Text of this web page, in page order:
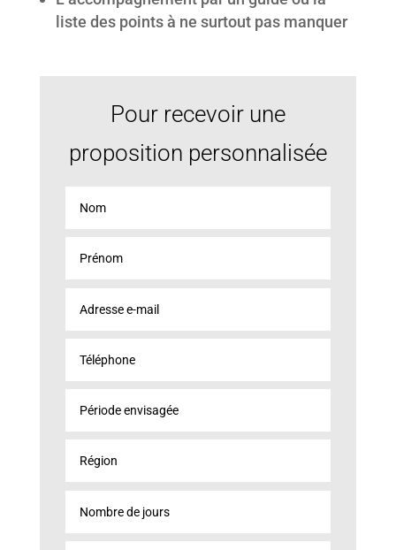
liste des points à ne surtout pas manquer
Pour recevoir une
proposition personnalisée